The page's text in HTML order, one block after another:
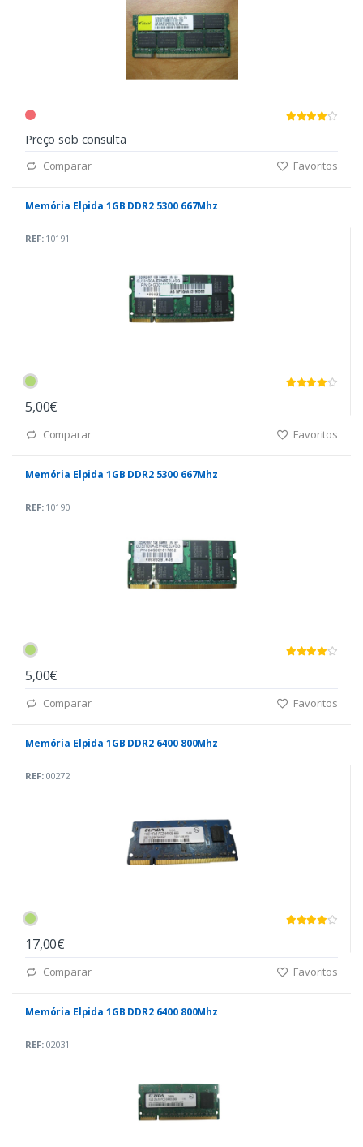
Preço sob consulta
Comparar Favoritos
Memória Elpida 1GB DDR2 5300 667Mhz
REF:10191
5,00€
Comparar Favoritos
Memória Elpida 1GB DDR2 5300 667Mhz
REF:10190
5,00€
Comparar Favoritos
Memória Elpida 1GB DDR2 6400 800Mhz
REF:00272
17,00€
Comparar Favoritos
Memória Elpida 1GB DDR2 6400 800Mhz
REF:02031